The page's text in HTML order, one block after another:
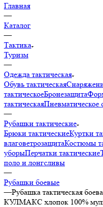
Главная
—
Каталог
—
Тактика
Туризм
—
Одежда тактическая
Обувь тактическая
тактическоеБронезащита
тактическаяПневматическое
—
Рубашки тактические
Брюки тактическиеКуртки
влаговетрозащитаКостюмы
уборыПерчатки тактические
поло и лонгсливы
—
Рубашки боевые
—Рубашка тактическая
КУЛМАКС хлопок 100%